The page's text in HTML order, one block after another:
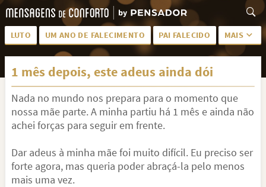
LUTO UM ANO DE FALECIMENTO PAI FALECIDO MAIS
LUTO PARA AMIGA PALAVRAS
SAUDADES DA MÃE
PÊSAMES PARA AMIGA DESCANSE EM PAZ
MEUS SENTIMENTOS PÊSAMES PARA AMIGO
TODAS AS CATEGORIAS
1 mês depois, este adeus ainda dói
Nada no mundo nos prepara para o momento que
nossa mãe parte. A minha partiu há 1 mês e ainda não
achei forças para seguir em frente.
Dar adeus à minha mãe foi muito difícil. Eu preciso ser
forte agora, mas queria poder abraçá-la pelo menos
mais uma vez.